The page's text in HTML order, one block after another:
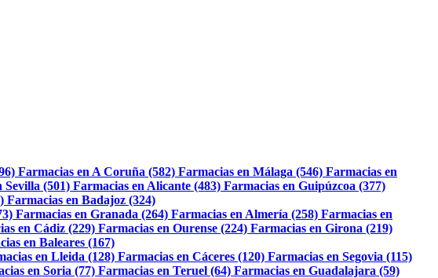
Farmacias en A Coruña (582) Farmacias en Málaga (546) Farmacias en
Sevilla (501) Farmacias en Alicante (483) Farmacias en Guipúzcoa (377)
Farmacias en Badajoz (324)
Farmacias en Granada (264) Farmacias en Almería (258) Farmacias en
en Cádiz (229) Farmacias en Ourense (224) Farmacias en Girona (219)
en Baleares (167)
en Lleida (128) Farmacias en Cáceres (120) Farmacias en Segovia (115)
en Soria (77) Farmacias en Teruel (64) Farmacias en Guadalajara (59)